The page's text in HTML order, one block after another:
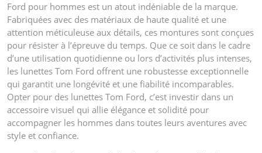
Ford pour hommes est un atout indéniable de la marque.
Fabriquées avec des matériaux de haute qualité et une
attention méticuleuse aux détails, ces montures sont conçues
pour résister à l’épreuve du temps. Que ce soit dans le cadre
d’une utilisation quotidienne ou lors d’activités plus intenses,
les lunettes Tom Ford offrent une robustesse exceptionnelle
qui garantit une longévité et une fiabilité incomparables.
Opter pour des lunettes Tom Ford, c’est investir dans un
accessoire visuel qui allie élégance et solidité pour
accompagner les hommes dans toutes leurs aventures avec
style et confiance.